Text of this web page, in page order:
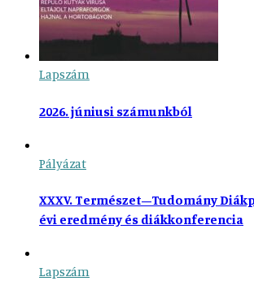
Lapszám
2026. júniusi számunkból
Pályázat
XXXV. Természet–Tudomány
évi eredmény és diákkonferencia
Lapszám